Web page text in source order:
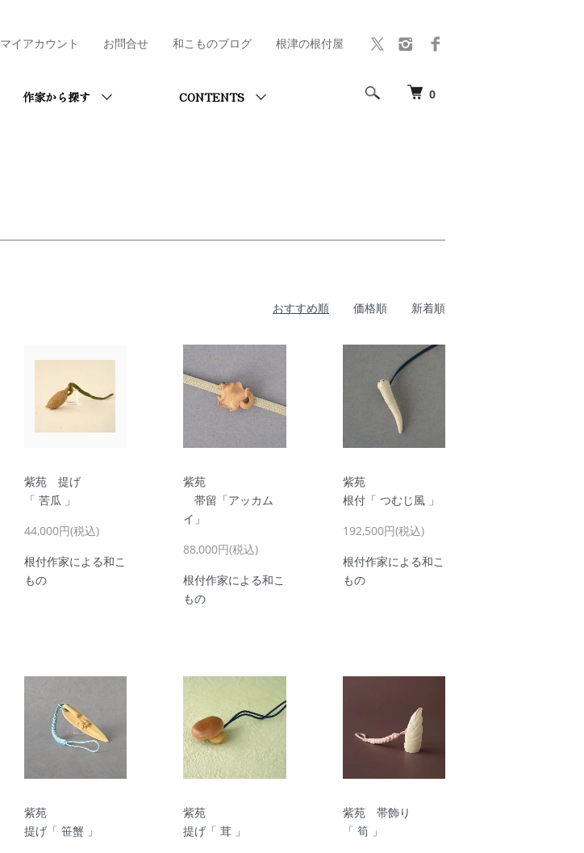
0
作家から探す CONTENTS
マイアカウント お問合せ 和こものブログ 根津の根付屋
おすすめ順 価格順 新着順
紫苑 提げ
「 苦瓜 」
44,000円(税込)
根付作家による和こ
もの
紫苑
帯留「アッカム
イ」
88,000円(税込)
根付作家による和こ
もの
紫苑
根付「 つむじ風 」
192,500円(税込)
根付作家による和こ
もの
紫苑
提げ「 笹蟹 」
紫苑
提げ「 茸 」
紫苑 帯飾り
「 筍 」